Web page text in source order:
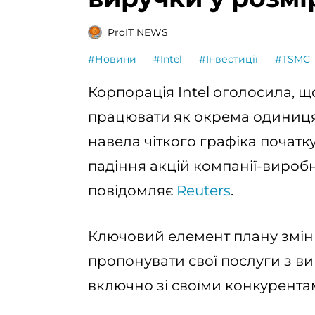
ProIT NEWS
#Новини #Intel #Інвестиції #TSMC
Корпорація Intel оголосила,
працювати як окрема
навела чіткого графіка
падіння акцій компанії-
повідомляє Reuters.
Ключовий елемент плану
пропонувати свої послуги з
включно зі своїми